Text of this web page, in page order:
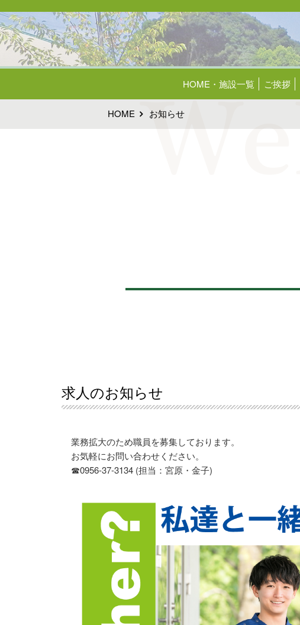
HOME・施設一覧 ご挨拶
HOME お知らせ
求人のお知らせ
業務拡大のため職員を募集しております。
お気軽にお問い合わせください。
☎0956-37-3134 (担当：宮原・金子)